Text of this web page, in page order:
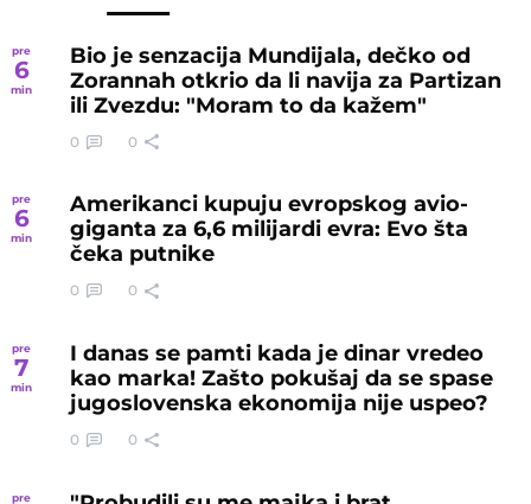
pre
6
min
Bio je senzacija Mundijala, dečko od
Zorannah otkrio da li navija za Partizan
ili Zvezdu: "Moram to da kažem"
0 0
pre
6
min
Amerikanci kupuju evropskog avio-
giganta za 6,6 milijardi evra: Evo šta
čeka putnike
0 0
pre
7
min
I danas se pamti kada je dinar vredeo
kao marka! Zašto pokušaj da se spase
jugoslovenska ekonomija nije uspeo?
0 0
pre